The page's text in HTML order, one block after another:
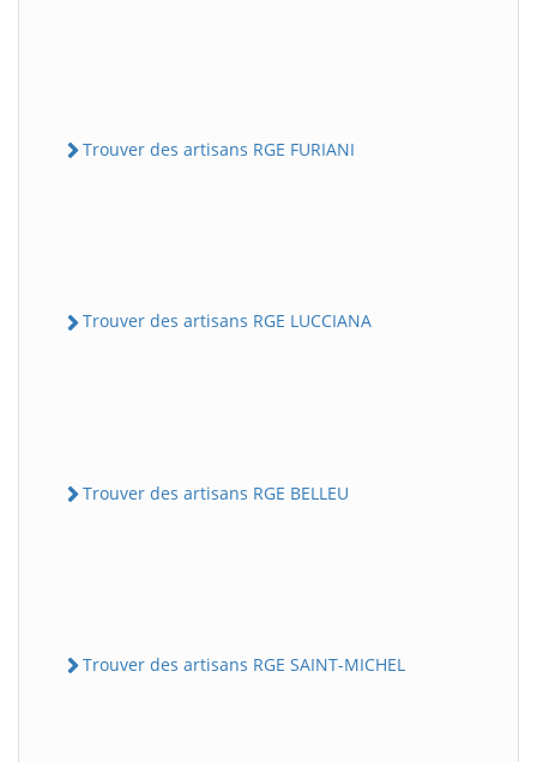
Trouver des artisans RGE FURIANI
Trouver des artisans RGE LUCCIANA
Trouver des artisans RGE BELLEU
Trouver des artisans RGE SAINT-MICHEL